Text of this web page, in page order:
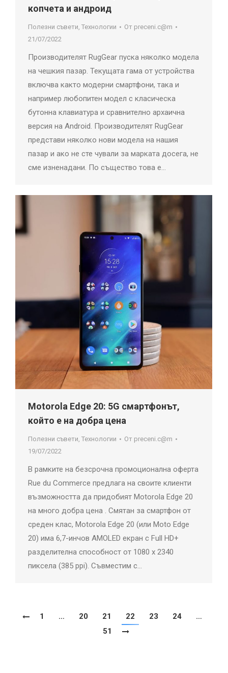
копчета и андроид
Полезни съвети Технологии От preceni.c@m
21/07/2022
Производителят RugGear пуска няколко модела
на чешкия пазар. Текущата гама от устройства
включва както модерни смартфони, така и
например любопитен модел с класическа
бутонна клавиатура и сравнително архаична
версия на Android. Производителят RugGear
представи няколко нови модела на нашия
пазар и ако не сте чували за марката досега, не
сме изненадани. По същество това е…
Motorola Edge 20: 5G смартфонът,
който е на добра цена
Полезни съвети, Технологии От preceni.c@m
19/07/2022
В рамките на безсрочна промоционална оферта
Rue du Commerce предлага на своите клиенти
възможността да придобият Motorola Edge 20
на много добра цена . Смятан за смартфон от
среден клас, Motorola Edge 20 (или Moto Edge
20) има 6,7-инчов AMOLED екран с Full HD+
разделителна способност от 1080 x 2340
пиксела (385 ppi). Съвместим с…
1 … 20 21 22 23 24
…
51